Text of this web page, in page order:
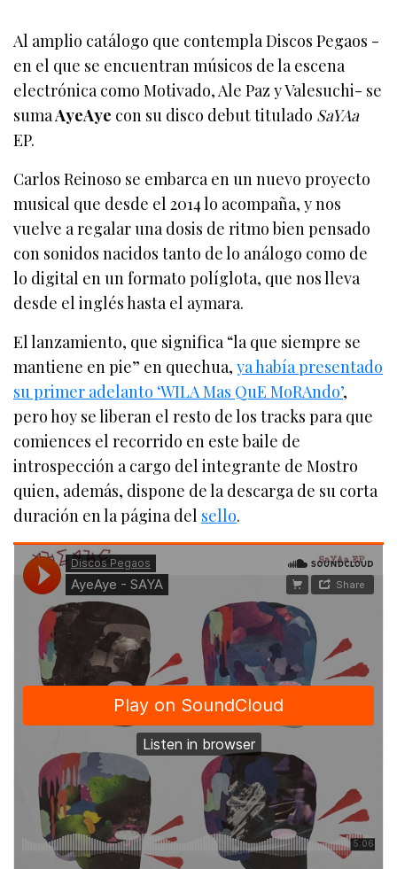
Al amplio catálogo que contempla Discos Pegaos -
en el que se encuentran músicos de la escena
electrónica como Motivado, Ale Paz y Valesuchi- se
sumaAyeAye con su disco debut titulado SaYAa
EP.
Carlos Reinoso se embarca en un nuevo proyecto
musical que desde el 2014 lo acompaña, y nos
vuelve a regalar una dosis de ritmo bien pensado
con sonidos nacidos tanto de lo análogo como de
lo digital en un formato políglota, que nos lleva
desde el inglés hasta el aymara.
El lanzamiento, que significa “la que siempre se
mantiene en pie” en quechua,ya había presentado
su primer adelanto ‘WILA Mas QuE MoRAndo’,
pero hoy se liberan el resto de los tracks para que
comiences el recorrido en este baile de
introspección a cargo del integrante de Mostro
quien, además, dispone de la descarga de su corta
duración en la página del sello.